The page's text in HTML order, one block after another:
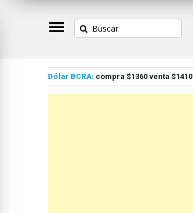
Dólar BCRA: compra $1360 venta $1410